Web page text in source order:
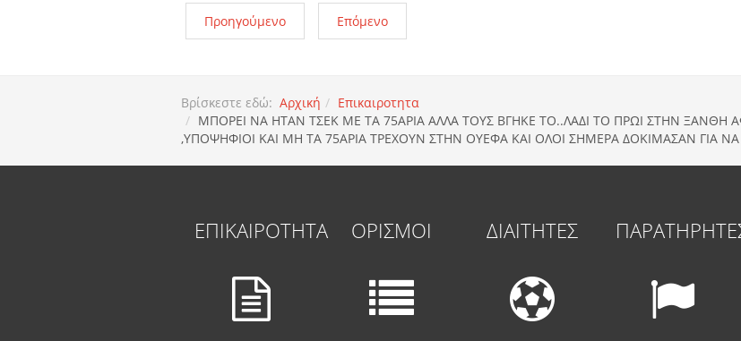
Προηγούμενο Επόμενο
Βρίσκεστε εδώ: Αρχική
Επικαιροτητα
ΜΠΟΡΕΙ ΝΑ ΗΤΑΝ ΤΣΕΚ ΜΕ ΤΑ 75ΑΡΙΑ ΑΛΛΑ ΤΟΥΣ ΒΓΗΚΕ ΤΟ..ΛΑΔΙ ΤΟ ΠΡΩΙ ΣΤΗΝ ΞΑΝΘΗ
,ΥΠΟΨΗΦΙΟΙ ΚΑΙ ΜΗ ΤΑ 75ΑΡΙΑ ΤΡΕΧΟΥΝ ΣΤΗΝ ΟΥΕΦΑ ΚΑΙ ΟΛΟΙ ΣΗΜΕΡΑ ΔΟΚΙΜΑΣΑΝ ΓΙΑ
ΕΠΙΚΑΙΡΟΤΗΤΑ ΟΡΙΣΜΟΙ ΔΙΑΙΤΗΤΕΣ